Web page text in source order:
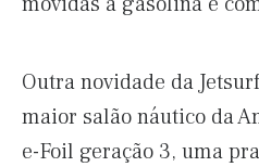
Outra novidade da
maior salão náutico da
e-Foil geração 3, uma